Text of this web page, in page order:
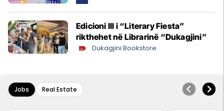
Edicioni III i “Literary Fiesta”
rikthehet në Librarinë “Dukagjini”
Dukagjini Bookstore
Jobs Real Estate